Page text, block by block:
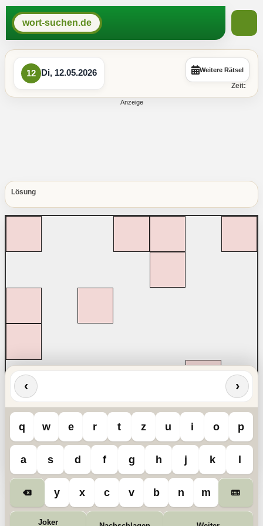
wort-suchen.de
12 Di, 12.05.2026 Weitere Rätsel
Zeit:
Lösung
‹ ›
q w e r t z u i o p
a s d f g h j k l
y x c v b n m
Joker